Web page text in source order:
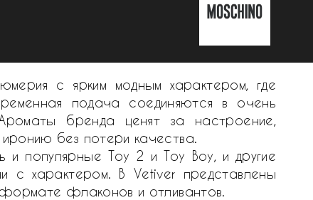
с ярким модным характером, где
подача соединяются в очень
бренда ценят за настроение,
без потери качества.
и популярные Toy 2 и Toy Boy, и другие
с характером. В Vetiver представлены
флаконов и отливантов.